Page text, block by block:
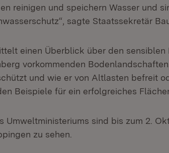
reinigen und speichern Wasser und
sagte Staatssekretär
einen Überblick über den sensiblen
vorkommenden
und wie er von Altlasten befreit
Beispiele für ein erfolgreiches
Umweltministeriums sind bis zum 2.
zu sehen.